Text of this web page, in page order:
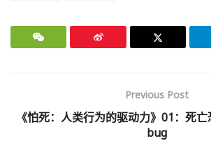
Previous Post
《怕死：人类行为的驱动力》01：死
bug